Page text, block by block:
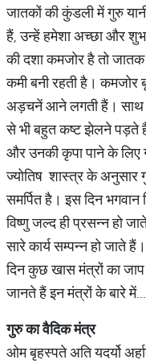
जातकों की कुंडली में गुरु
हैं, उन्हें हमेशा अच्छा और
की दशा कमजोर है तो
कमी बनी रहती है। कमजोर
अड़चनें आने लगती हैं। साथ
से भी बहुत कष्ट झेलने पड़ते
और उनकी कृपा पाने के लिए
ज्योतिष शास्त्र के अनुसार
समर्पित है। इस दिन
विष्णु जल्द ही प्रसन्न हो
सारे कार्य सम्पन्न हो जाते
दिन कुछ खास मंत्रों का
जानते हैं इन मंत्रों के बारे में...
गुरु का वैदिक मंत्र
ओम बृहस्पते अति यदर्यो